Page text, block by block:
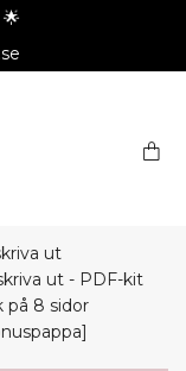
ut
ut - PDF-kit
på 8 sidor